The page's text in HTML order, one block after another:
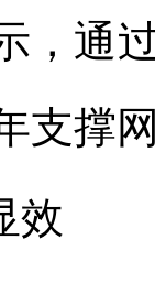
，通
支撑
效